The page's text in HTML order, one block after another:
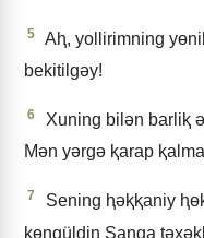
5
Aⱨ, yollirimning
bekitilgǝy!
6
Xuning bilǝn barliⱪ
Mǝn yǝrgǝ ⱪarap
7
Sening ⱨǝⱪⱪaniy
kɵngüldin Sanga